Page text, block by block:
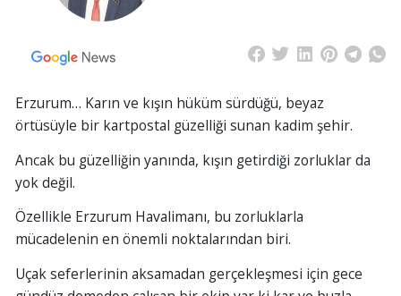
Erzurum… Karın ve kışın hüküm sürdüğü, beyaz
örtüsüyle bir kartpostal güzelliği sunan kadim şehir.
Ancak bu güzelliğin yanında, kışın getirdiği zorluklar da
yok değil.
Özellikle Erzurum Havalimanı, bu zorluklarla
mücadelenin en önemli noktalarından biri.
Uçak seferlerinin aksamadan gerçekleşmesi için gece